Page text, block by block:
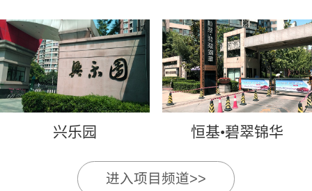
兴乐园 恒基•碧翠锦华
进入项目频道>>